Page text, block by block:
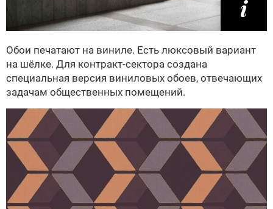
Обои печатают на виниле. Есть люксовый вариант
на шёлке. Для контракт-сектора создана
специальная версия виниловых обоев, отвечающих
задачам общественных помещений.